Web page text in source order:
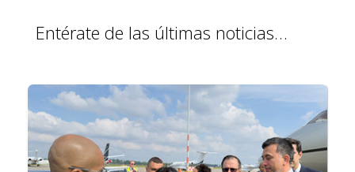
Entérate de las últimas noticias…